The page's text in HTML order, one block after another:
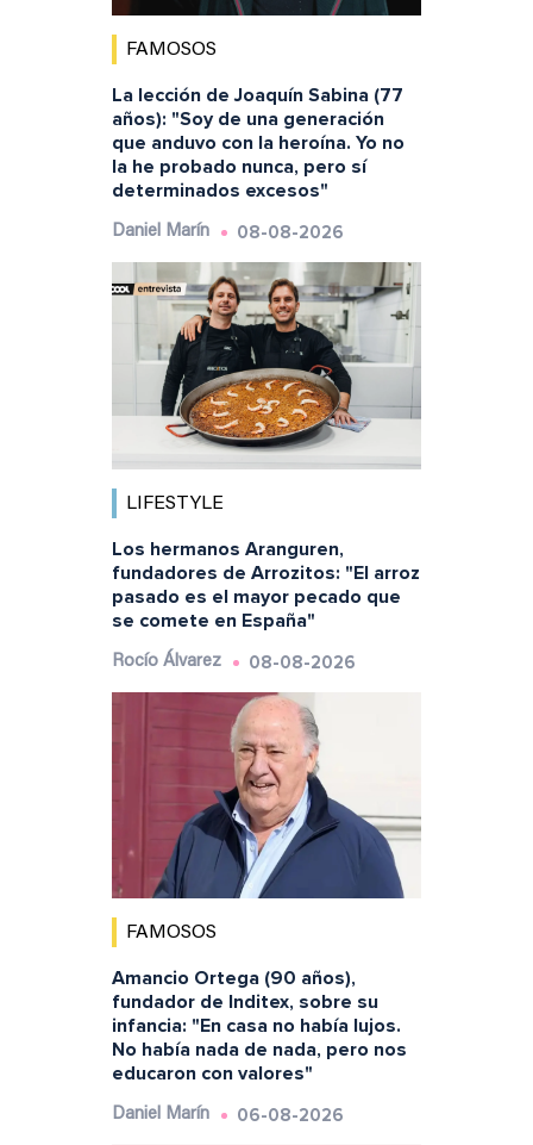
FAMOSOS
La lección de Joaquín Sabina (77
años): "Soy de una generación
que anduvo con la heroína. Yo no
la he probado nunca, pero sí
determinados excesos"
Daniel Marín 08-08-2026
LIFESTYLE
Los hermanos Aranguren,
fundadores de Arrozitos: "El arroz
pasado es el mayor pecado que
se comete en España"
Rocío Álvarez 08-08-2026
FAMOSOS
Amancio Ortega (90 años),
fundador de Inditex, sobre su
infancia: "En casa no había lujos.
No había nada de nada, pero nos
educaron con valores"
Daniel Marín 06-08-2026